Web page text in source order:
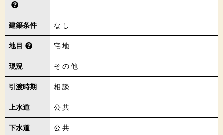
建築条件 なし
地目 宅地
現況 その他
引渡時期 相談
上水道 公共
下水道 公共